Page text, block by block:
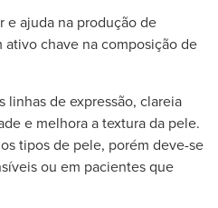
e ajuda na produção de
chave na composição de
de expressão, clareia
e melhora a textura da pele.
tipos de pele, porém deve-se
ou em pacientes que